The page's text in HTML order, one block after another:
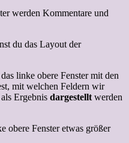
werden Kommentare und
du das Layout der
linke obere Fenster mit den
mit welchen Feldern wir
Ergebnis dargestellt werden
obere Fenster etwas größer